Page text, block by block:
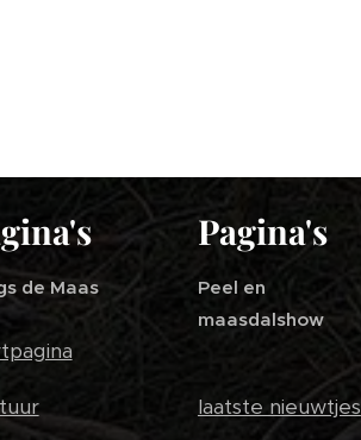
de Maas
Pagina's
Peel en
maasdalshow
laatste nieuwtjes